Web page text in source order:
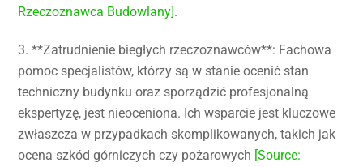
Rzeczoznawca Budowlany].
3. **Zatrudnienie biegłych rzeczoznawców**: Fachowa
pomoc specjalistów, którzy są w stanie ocenić stan
techniczny budynku oraz sporządzić profesjonalną
ekspertyzę, jest nieoceniona. Ich wsparcie jest kluczowe
zwłaszcza w przypadkach skomplikowanych, takich jak
ocena szkód górniczych czy pożarowych [Source: